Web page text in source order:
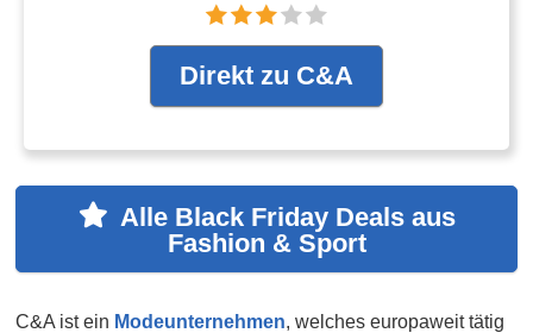
Direkt zu C&A
Alle Black Friday Deals aus
Fashion & Sport
C&A ist ein Modeunternehmen, welches europaweit tätig